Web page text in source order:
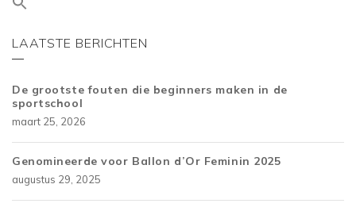
LAATSTE BERICHTEN
De grootste fouten die beginners maken in de
sportschool
maart 25, 2026
Genomineerde voor Ballon d’Or Feminin 2025
augustus 29, 2025